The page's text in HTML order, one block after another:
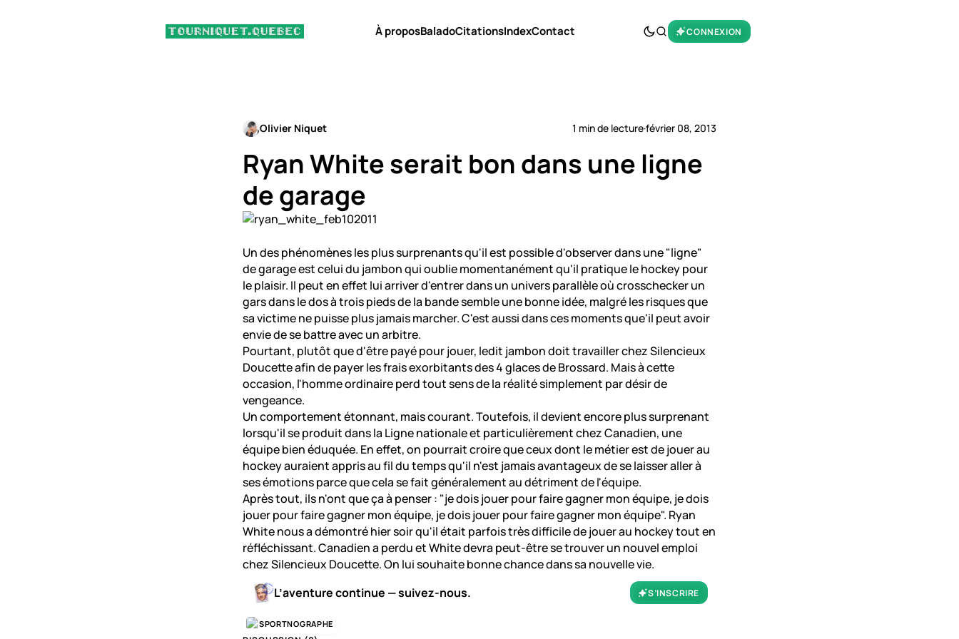
À proposBaladoCitationsIndexContact CONNEXION
Olivier Niquet 1 min de lecture·février 08, 2013
Ryan White serait bon dans une ligne
de garage
Un des phénomènes les plus surprenants qu'il est possible d'observer dans une "ligne"
de garage est celui du jambon qui oublie momentanément qu'il pratique le hockey pour
le plaisir. Il peut en effet lui arriver d'entrer dans un univers parallèle où crosschecker un
gars dans le dos à trois pieds de la bande semble une bonne idée, malgré les risques que
sa victime ne puisse plus jamais marcher. C'est aussi dans ces moments que'il peut avoir
envie de se battre avec un arbitre.
Pourtant, plutôt que d'être payé pour jouer, ledit jambon doit travailler chez Silencieux
Doucette afin de payer les frais exorbitants des 4 glaces de Brossard. Mais à cette
occasion, l'homme ordinaire perd tout sens de la réalité simplement par désir de
vengeance.
Un comportement étonnant, mais courant. Toutefois, il devient encore plus surprenant
lorsqu'il se produit dans la Ligne nationale et particulièrement chez Canadien, une
équipe bien éduquée. En effet, on pourrait croire que ceux dont le métier est de jouer au
hockey auraient appris au fil du temps qu'il n'est jamais avantageux de se laisser aller à
ses émotions parce que cela se fait généralement au détriment de l'équipe.
Après tout, ils n'ont que ça à penser : "je dois jouer pour faire gagner mon équipe, je dois
jouer pour faire gagner mon équipe, je dois jouer pour faire gagner mon équipe". Ryan
White nous a démontré hier soir qu'il était parfois très difficile de jouer au hockey tout en
réfléchissant. Canadien a perdu et White devra peut-être se trouver un nouvel emploi
chez Silencieux Doucette. On lui souhaite bonne chance dans sa nouvelle vie.
L’aventure continue — suivez-nous.
S’INSCRIRE
SPORTNOGRAPHE